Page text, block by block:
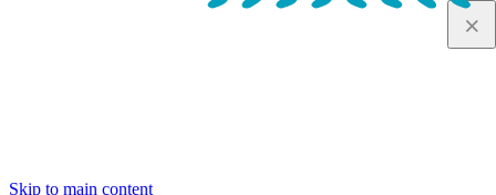
Skip to main content